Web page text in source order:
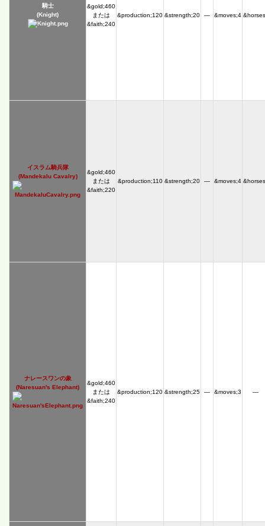
騎士
(Knight)
&gold;460
または
&faith;240
&production;120 &strength;20 ― &moves;4
イスラム騎兵隊
(Mandekalu Cavalry)
&gold;460
または
&faith;220
&production;110 &strength;20 ― &moves;4
ナレースワンの象
(Naresuan's Elephant)
&gold;460
または
&faith;240
&production;120 &strength;25 ― &moves;3 ―